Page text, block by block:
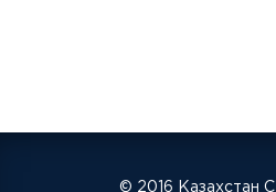
© 2016 Казахстан